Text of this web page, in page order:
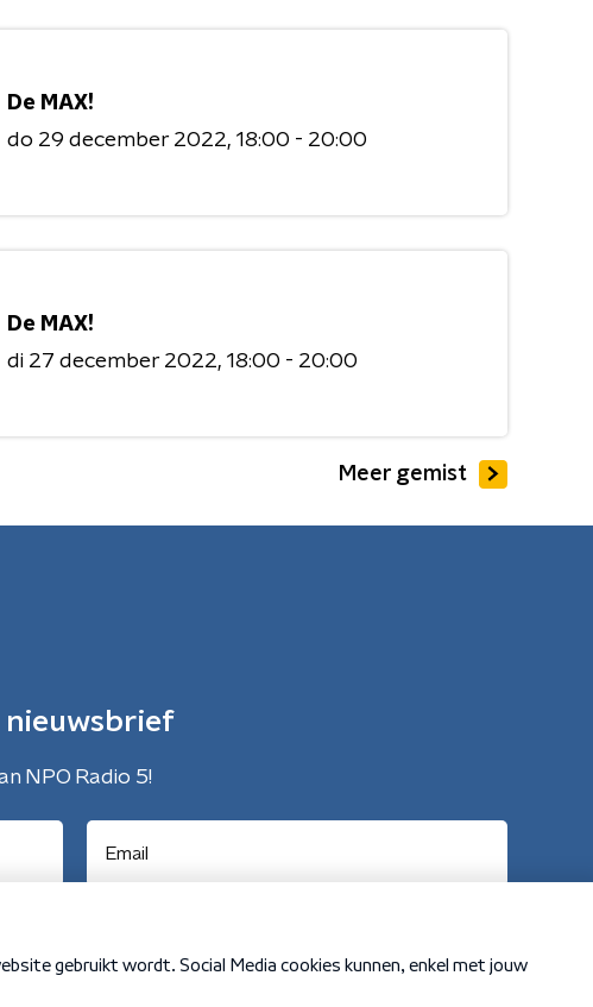
De MAX!
do 29 december 2022 18:00 - 20:00
De MAX!
di 27 december 2022 18:00 - 20:00
Meer gemist
nieuwsbrief
NPO Radio 5!